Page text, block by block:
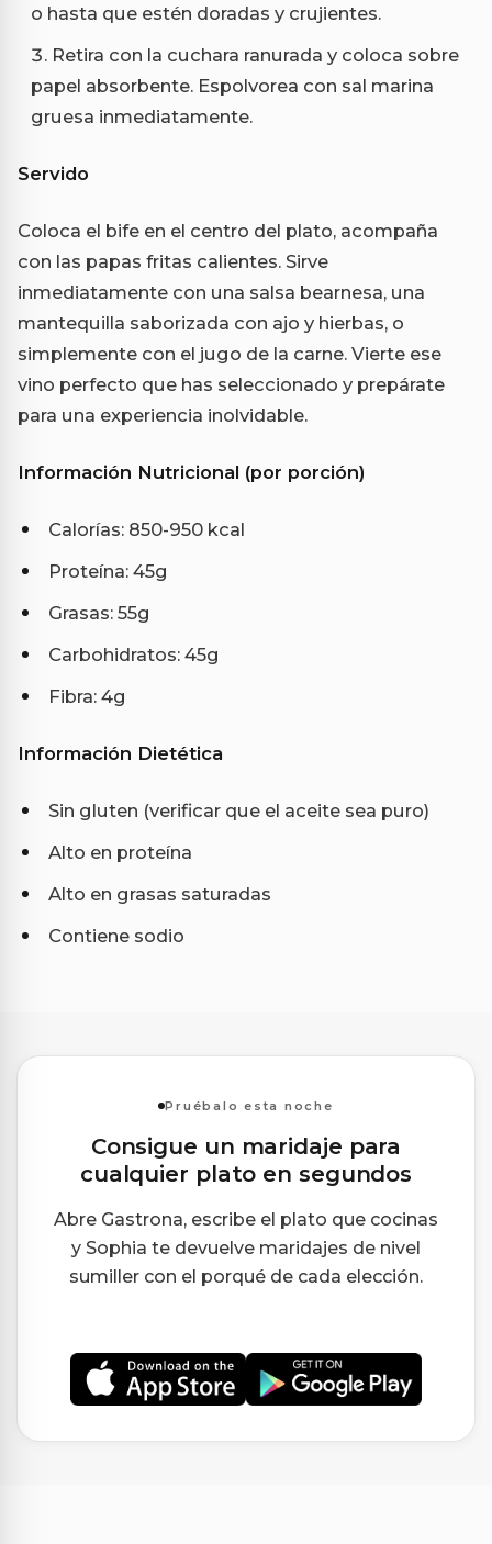
o hasta que estén doradas y crujientes.
Retira con la cuchara ranurada y coloca sobre
papel absorbente. Espolvorea con sal marina
gruesa inmediatamente.
Servido
Coloca el bife en el centro del plato, acompaña
con las papas fritas calientes. Sirve
inmediatamente con una salsa bearnesa, una
mantequilla saborizada con ajo y hierbas, o
simplemente con el jugo de la carne. Vierte ese
vino perfecto que has seleccionado y prepárate
para una experiencia inolvidable.
Información Nutricional (por porción)
Calorías: 850-950 kcal
Proteína: 45g
Grasas: 55g
Carbohidratos: 45g
Fibra: 4g
Información Dietética
Sin gluten (verificar que el aceite sea puro)
Alto en proteína
Alto en grasas saturadas
Contiene sodio
Pruébalo esta noche
Consigue un maridaje para
cualquier plato en segundos
Abre Gastrona, escribe el plato que cocinas
y Sophia te devuelve maridajes de nivel
sumiller con el porqué de cada elección.